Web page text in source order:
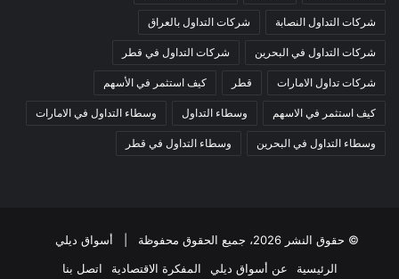
شركات التداول النصابة شركات التداول بالعراق
شركات التداول في البحرين شركات التداول في قطر
شركات تداول الامارات قطر كيف استثمر في الأسهم
كيف استثمر في الاسهم وسطاء التداول وسطاء التداول في الامارات
وسطاء التداول في البحرين وسطاء التداول في قطر
© حقوق النشر 2026، جميع الحقوق محفوظة |
أسواق ديلي
الرئيسية
عن أسواق ديلي المفكرة الاقتصادية اتصل بنا